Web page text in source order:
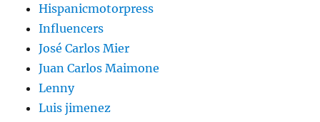
Hispanicmotorpress
Influencers
José Carlos Mier
Juan Carlos Maimone
Lenny
Luis jimenez